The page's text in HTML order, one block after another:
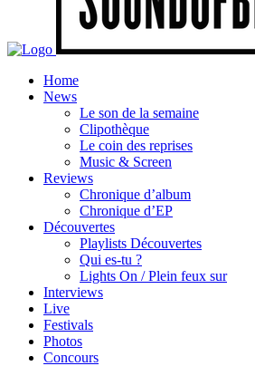
Home
News
Le son de la semaine
Clipothèque
Le coin des reprises
Music & Screen
Reviews
Chronique d’album
Chronique d’EP
Découvertes
Playlists Découvertes
Qui es-tu ?
Lights On / Plein feux sur
Interviews
Live
Festivals
Photos
Concours